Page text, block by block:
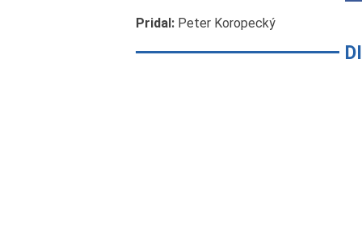
Pridal: Peter Koropecký